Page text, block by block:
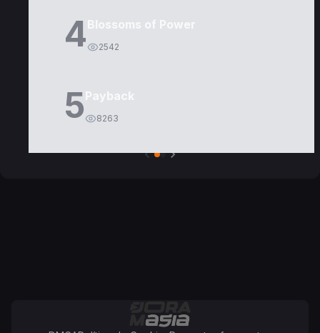
4Blossoms of Power
2542
5Payback
8263